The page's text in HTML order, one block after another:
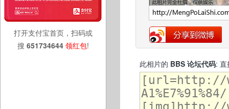
打开支付宝首页，扫码或
搜 651734644 领红包!
此相片的 BBS 论坛代码: 直